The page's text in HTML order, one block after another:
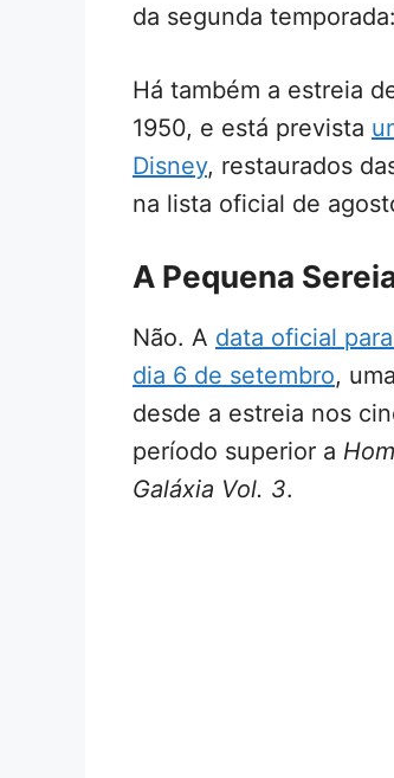
da segunda
Há também a estreia
1950, e está prevista
Disney, restaurados
na lista oficial de
A Pequena
Não. A data oficial para
dia 6 de setembro,
desde a estreia nos
período superior a
Galáxia Vol. 3.